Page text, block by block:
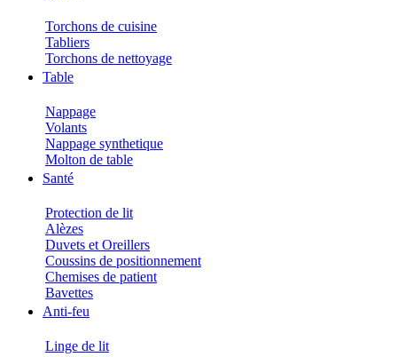
Torchons de cuisine
Tabliers
Torchons de nettoyage
Table
Nappage
Volants
Nappage synthetique
Molton de table
Santé
Protection de lit
Alèzes
Duvets et Oreillers
Coussins de positionnement
Chemises de patient
Bavettes
Anti-feu
Linge de lit